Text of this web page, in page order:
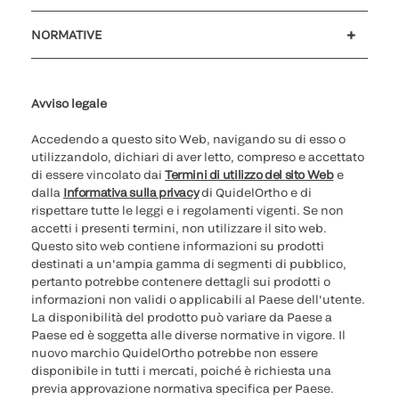
NORMATIVE
Avviso legale
Accedendo a questo sito Web, navigando su di esso o
utilizzandolo, dichiari di aver letto, compreso e accettato
di essere vincolato dai Termini di utilizzo del sito Webe
dalla Informativa sulla privacydi QuidelOrtho e di
rispettare tutte le leggi e i regolamenti vigenti. Se non
accetti i presenti termini, non utilizzare il sito web.
Questo sito web contiene informazioni su prodotti
destinati a un'ampia gamma di segmenti di pubblico,
pertanto potrebbe contenere dettagli sui prodotti o
informazioni non validi o applicabili al Paese dell'utente.
La disponibilità del prodotto può variare da Paese a
Paese ed è soggetta alle diverse normative in vigore. Il
nuovo marchio QuidelOrtho potrebbe non essere
disponibile in tutti i mercati, poiché è richiesta una
previa approvazione normativa specifica per Paese.